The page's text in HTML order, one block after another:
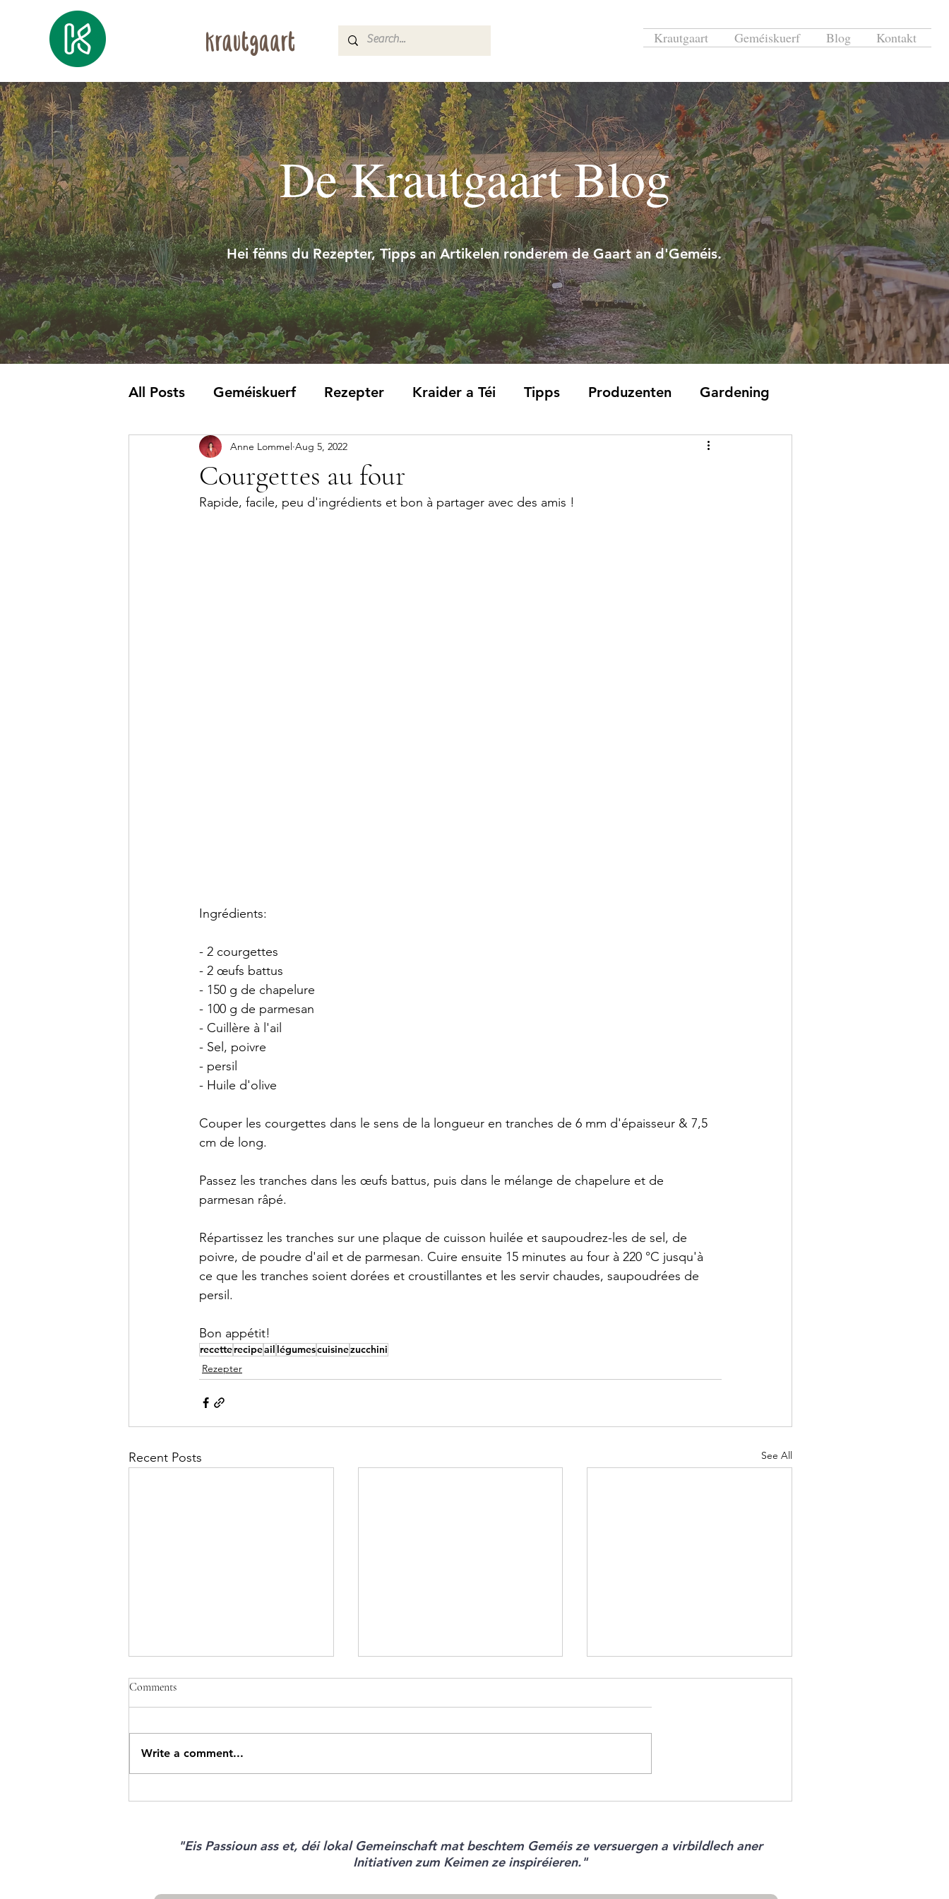
Krautgaart Geméiskuerf Blog Kontakt
De Krautgaart Blog
Hei fënns du Rezepter, Tipps an Artikelen ronderem de Gaart an d'Geméis.
All Posts Geméiskuerf Rezepter Kraider a Téi Tipps Produzenten Gardening
Krautblat
Courgettes au four
Anne Lommel Aug 5, 2022
Rapide, facile, peu d'ingrédients et bon à partager avec des amis !
Ingrédients:
- 2 courgettes
- 2 œufs battus
- 150 g de chapelure
- 100 g de parmesan
- Cuillère à l'ail
- Sel, poivre
- persil
- Huile d'olive
Couper les courgettes dans le sens de la longueur en tranches de 6 mm d'épaisseur & 7,5
cm de long.
Passez les tranches dans les œufs battus, puis dans le mélange de chapelure et de
parmesan râpé.
Répartissez les tranches sur une plaque de cuisson huilée et saupoudrez-les de sel, de
poivre, de poudre d'ail et de parmesan. Cuire ensuite 15 minutes au four à 220 °C jusqu'à
ce que les tranches soient dorées et croustillantes et les servir chaudes, saupoudrées de
persil.
Bon appétit!
recetterecipeail légumescuisinezucchini
Rezepter
Recent Posts See All
aubergines et carottes, Nouilles
sautées, Salade fraîche de pommes
caramélisés, Salade d’endives,
pommes et fanes de carottes &
Comments
Write a comment...
"Eis Passioun ass et, déi lokal Gemeinschaft mat beschtem Geméis ze versuergen a virbildlech aner
Initiativen zum Keimen ze inspiréieren."